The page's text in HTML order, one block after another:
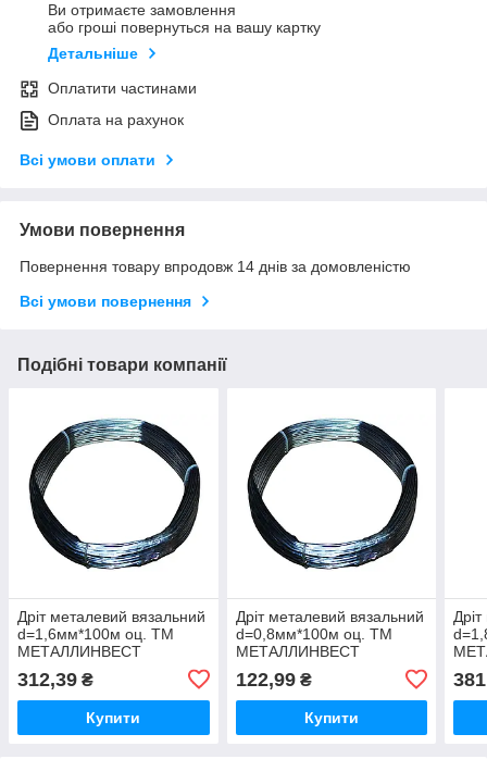
Ви отримаєте замовлення
або гроші повернуться на вашу картку
Детальніше
Оплатити частинами
Оплата на рахунок
Всі умови оплати
Умови повернення
Повернення товару впродовж 14 днів за домовленістю
Всі умови повернення
Подібні товари компанії
Дріт металевий вязальний
d=1,6мм*100м оц. ТМ
МЕТАЛЛИНВЕСТ
312,39 ₴
Купити
Дріт металевий вязальний
d=0,8мм*100м оц. ТМ
МЕТАЛЛИНВЕСТ
122,99₴
Купити